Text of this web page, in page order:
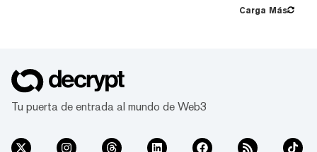
Kraken, se considera un Bitcoiner de larga
Carga Más
Tu puerta de entrada al mundo de Web3